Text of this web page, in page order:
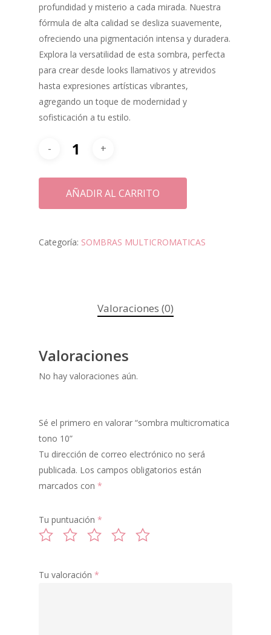
profundidad y misterio a cada mirada. Nuestra
fórmula de alta calidad se desliza suavemente,
ofreciendo una pigmentación intensa y duradera.
Explora la versatilidad de esta sombra, perfecta
para crear desde looks llamativos y atrevidos
hasta expresiones artísticas vibrantes,
agregando un toque de modernidad y
sofisticación a tu estilo.
AÑADIR AL CARRITO
Categoría: SOMBRAS MULTICROMATICAS
Valoraciones (0)
Valoraciones
No hay valoraciones aún.
Sé el primero en valorar “sombra multicromatica
tono 10”
Tu dirección de correo electrónico no será
publicada. Los campos obligatorios están
marcados con *
Tu puntuación *
Tu valoración *
POLVO DE HADAS